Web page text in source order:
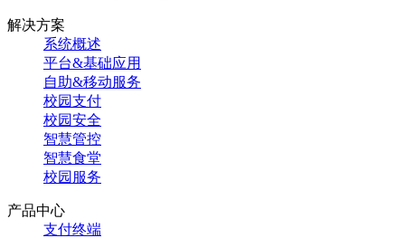
解决方案
系统概述
平台&基础应用
自助&移动服务
校园支付
校园安全
智慧管控
智慧食堂
校园服务
产品中心
支付终端